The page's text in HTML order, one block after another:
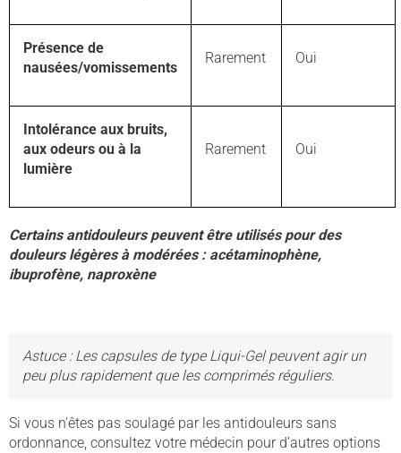
Présence de
nausées/vomissements
Rarement Oui
Intolérance aux bruits,
aux odeurs ou à la
lumière
Rarement Oui
Certains antidouleurs peuvent être utilisés pour des
douleurs légères à modérées : acétaminophène,
ibuprofène, naproxène
Astuce : Les capsules de type Liqui-Gel peuvent agir un
peu plus rapidement que les comprimés réguliers.
Si vous n’êtes pas soulagé par les antidouleurs sans
ordonnance, consultez votre médecin pour d’autres options